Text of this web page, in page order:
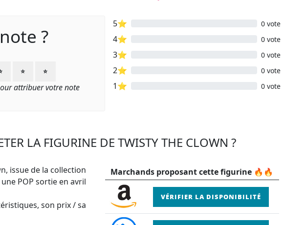
?
⭐ ⭐
attribuer votre note
5⭐ 0 vote
4⭐ 0 vote
3⭐ 0 vote
2⭐ 0 vote
1⭐ 0 vote
LA FIGURINE DE TWISTY THE CLOWN ?
issue de la collection
POP sortie en avril
son prix / sa
Marchands proposant cette figurine 🔥🔥
VÉRIFIER LA DISPONIBILITÉ